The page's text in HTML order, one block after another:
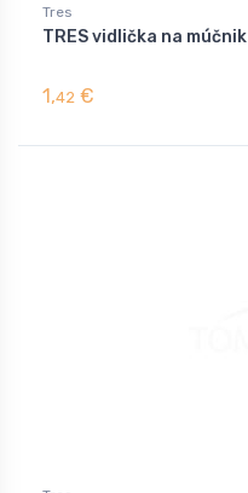
Tres
TRES vidlička na múčnik
1,42 €